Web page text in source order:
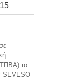
το
SEVESO